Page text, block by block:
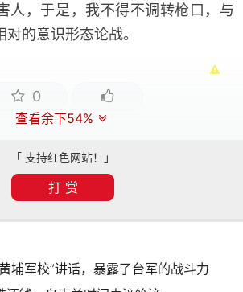
人，于是，我不得不调转枪口，与
的意识形态论战。
0
查看余下54%
「 支持红色网站！」
打 赏
埔军校”讲话，暴露了台军的战斗力